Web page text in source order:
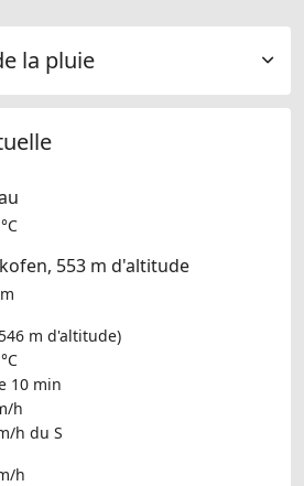
la pluie
553 m d'altitude
m d'altitude)
10 min
h
h du S
h